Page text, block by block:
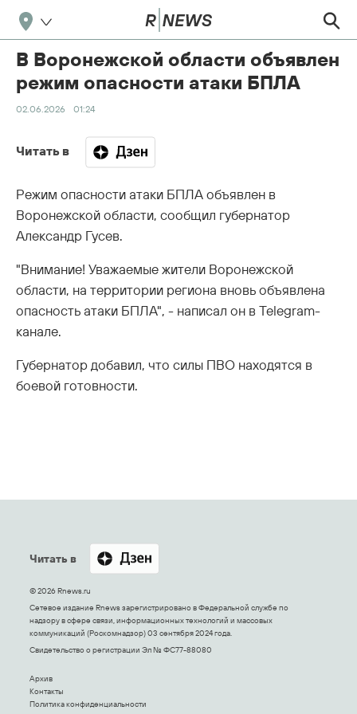
В Воронежской области объявлен
режим опасности атаки БПЛА
02.06.2026 01:24
Читать в
Режим опасности атаки БПЛА объявлен в
Воронежской области, сообщил губернатор
Александр Гусев.
"Внимание! Уважаемые жители Воронежской
области, на территории региона вновь объявлена
опасность атаки БПЛА", - написал он в Telegram-
канале.
Губернатор добавил, что силы ПВО находятся в
боевой готовности.
Читать в
© 2026 Rnews.ru
Сетевое издание Rnews зарегистрировано в Федеральной службе по
надзору в сфере связи, информационных технологий и массовых
коммуникаций (Роскомнадзор) 03 сентября 2024 года.
Свидетельство о регистрации Эл № ФС77-88080
Архив
Контакты
Политика конфиденциальности